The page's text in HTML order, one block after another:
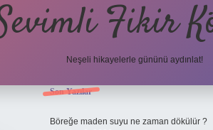
Fikir
Neşeli hikayelerle gününü aydınlat!
Sidebar
Son Yazılar
Böreğe maden suyu ne zaman dökülür ?